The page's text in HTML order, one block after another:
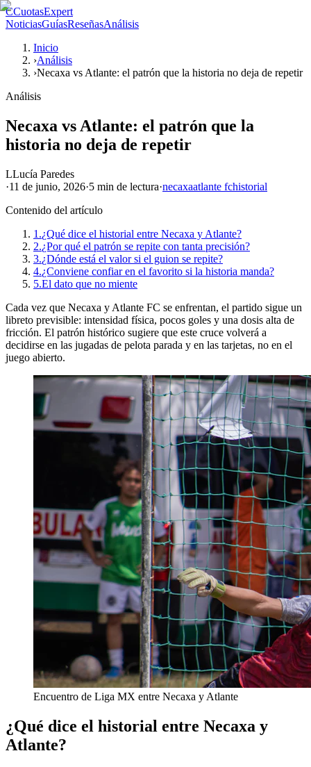
CCuotasExpert
NoticiasGuíasReseñasAnálisis
Inicio
›Análisis
›Necaxa vs Atlante: el patrón que la historia no deja de repetir
Análisis
Necaxa vs Atlante: el patrón que la
historia no deja de repetir
LLucía Paredes
·11 de junio, 2026·5 min de lectura·necaxaatlante fchistorial
Contenido del artículo
1.¿Qué dice el historial entre Necaxa y Atlante?
2.¿Por qué el patrón se repite con tanta precisión?
3.¿Dónde está el valor si el guion se repite?
4.¿Conviene confiar en el favorito si la historia manda?
5.El dato que no miente
Cada vez que Necaxa y Atlante FC se enfrentan, el partido sigue un
libreto previsible: intensidad física, pocos goles y una dosis alta de
fricción. El patrón histórico sugiere que este cruce volverá a
decidirse en las jugadas de pelota parada y en las tarjetas, no en el
juego abierto.
Encuentro de Liga MX entre Necaxa y Atlante
¿Qué dice el historial entre Necaxa y
Atlante?